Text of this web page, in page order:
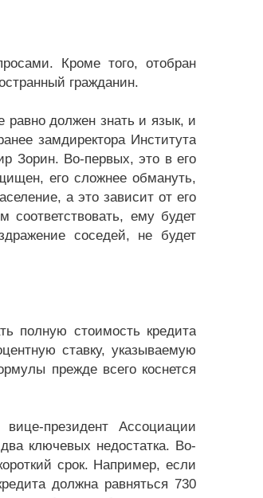
Кроме того, отобран
гражданин.
равно должен знать и язык, и
замдиректора Института
Зорин. Во-первых, это в его
его сложнее обмануть,
а это зависит от его
ему будет
соседей, не будет
полную стоимость кредита
ставку, указываемую
прежде всего коснется
президент Ассоциации
ключевых недостатка. Во-
срок. Например, если
должна равняться 730